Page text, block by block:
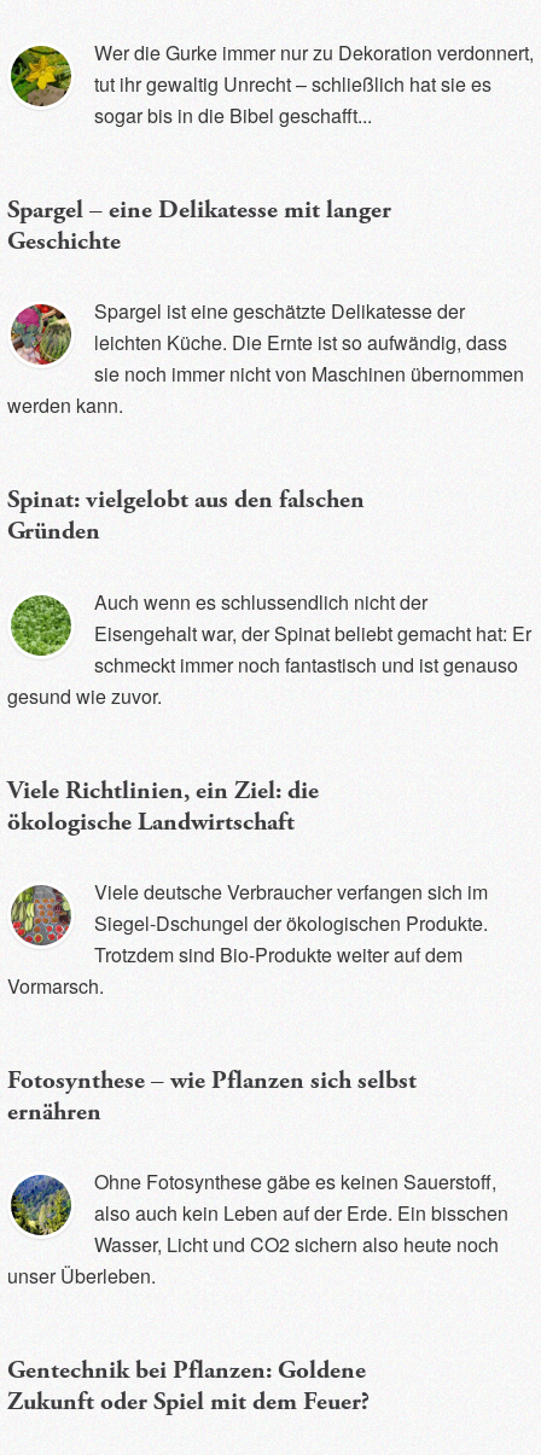
Wer die Gurke immer nur zu Dekoration verdonnert,
tut ihr gewaltig Unrecht – schließlich hat sie es
sogar bis in die Bibel geschafft...
Spargel – eine Delikatesse mit langer
Geschichte
Spargel ist eine geschätzte Delikatesse der
leichten Küche. Die Ernte ist so aufwändig, dass
sie noch immer nicht von Maschinen übernommen
werden kann.
Spinat: vielgelobt aus den falschen
Gründen
Auch wenn es schlussendlich nicht der
Eisengehalt war, der Spinat beliebt gemacht hat: Er
schmeckt immer noch fantastisch und ist genauso
gesund wie zuvor.
Viele Richtlinien, ein Ziel: die
ökologische Landwirtschaft
Viele deutsche Verbraucher verfangen sich im
Siegel-Dschungel der ökologischen Produkte.
Trotzdem sind Bio-Produkte weiter auf dem
Vormarsch.
Fotosynthese – wie Pflanzen sich selbst
ernähren
Ohne Fotosynthese gäbe es keinen Sauerstoff,
also auch kein Leben auf der Erde. Ein bisschen
Wasser, Licht und CO2 sichern also heute noch
unser Überleben.
Gentechnik bei Pflanzen: Goldene
Zukunft oder Spiel mit dem Feuer?